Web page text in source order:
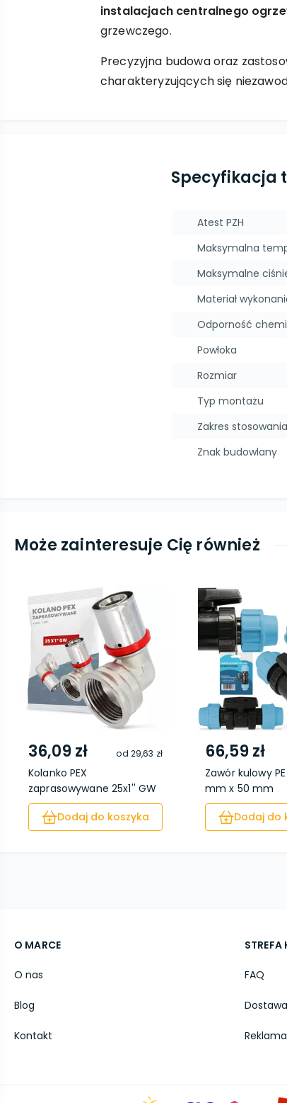
instalacjach centralnego
grzewczego.
Precyzyjna budowa oraz
charakteryzujących się
Specyfikacja
Atest PZH
Maksymalna
Maksymalne
Materiał
Odporność
Powłoka
Rozmiar
Typ montażu
Zakres stosowania
Znak budowlany
Może zainteresuje Cię również
36,09 zł od 29,63 zł
Kolanko PEX
zaprasowywane 25x1'' GW
Dodaj do koszyka
66,59 zł
Zawór kulowy PE
mm x 50 mm
Dodaj do
O MARCE
O nas
Blog
Kontakt
STREFA
FAQ
Dostawa